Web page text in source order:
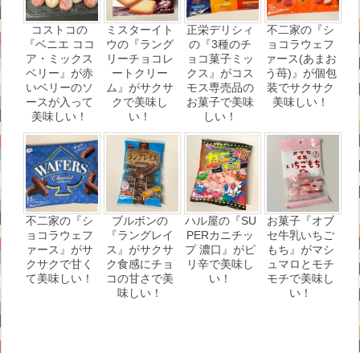
コストコの
『ベニエ ココ
ア・ミックス
ベリー』が赤
いベリーのソ
ースが入って
美味しい！
ミスターイト
ウの『ラング
リーチョコレ
ートクリー
ム』がサクサ
クで美味し
い！
正栄デリシィ
の『3種のチ
ョコ菓子ミッ
クス』がコス
モス専売品の
お菓子で美味
しい！
不二家の『シ
ョコラウェフ
ァース(あまお
う苺)』が個包
装でサクサク
美味しい！
不二家の『シ
ョコラウェフ
ァース』がサ
クサクで甘く
て美味しい！
ブルボンの
『ラングレイ
ス』がサクサ
ク食感にチョ
コの甘さで美
味しい！
ハル屋の『SU
PERカニチッ
プ 濃口』がピ
リ辛で美味し
い！
お菓子『オブ
セ牛乳いちご
もち』がマシ
ュマロとモチ
モチで美味し
い！